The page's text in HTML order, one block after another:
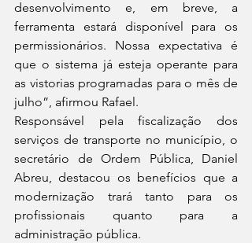
desenvolvimento e, em breve, a
ferramenta estará disponível para os
permissionários. Nossa expectativa é
que o sistema já esteja operante para
as vistorias programadas para o mês de
julho”, afirmou Rafael.
Responsável pela fiscalização dos
serviços de transporte no município, o
secretário de Ordem Pública, Daniel
Abreu, destacou os benefícios que a
modernização trará tanto para os
profissionais quanto para a
administração pública.